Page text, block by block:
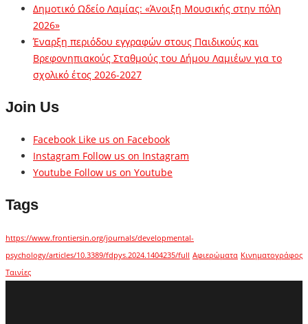
Δημοτικό Ωδείο Λαμίας: «Άνοιξη Μουσικής στην πόλη
2026»
Έναρξη περιόδου εγγραφών στους Παιδικούς και
Βρεφονηπιακούς Σταθμούς του Δήμου Λαμιέων για το
σχολικό έτος 2026-2027
Join Us
Facebook Like us on Facebook
Instagram Follow us on Instagram
Youtube Follow us on Youtube
Tags
https://www.frontiersin.org/journals/developmental-
psychology/articles/10.3389/fdpys.2024.1404235/full Αφιερώματα Κινηματογράφος
Ταινίες